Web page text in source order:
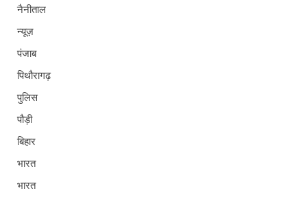
नैनीताल
न्यूज़
पंजाब
पिथौरागढ़
पुलिस
पौड़ी
बिहार
भारत
भारत